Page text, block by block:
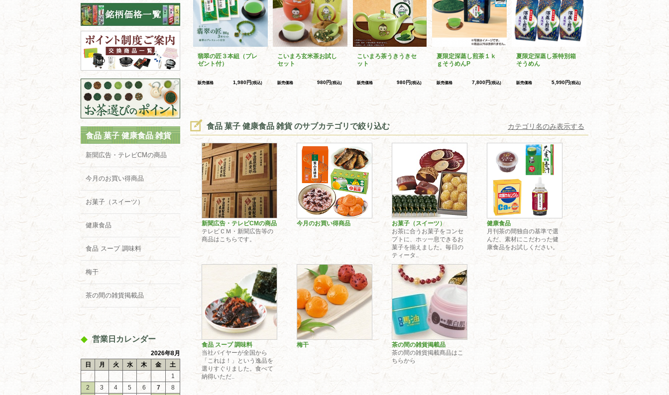
食品 菓子 健康食品 雑貨
新聞広告・テレビCMの商品
今月のお買い得商品
お菓子（スイーツ）
健康食品
食品 スープ 調味料
梅干
茶の間の雑貨掲載品
営業日カレンダー
2026年8月
日
月 火 水 木 金
土
1
2
3 4 5 6 7
8
翡翠の匠３本組（プレ
ゼント付）
販売価格 1,980円(税込)
こいまろ玄米茶お試し
セット
販売価格 980円(税込)
こいまろ茶うきうきセ
ット
販売価格 980円(税込)
夏限定深蒸し煎茶１ｋ
ｇそうめんP
販売価格 7,800円(税込)
夏限定深蒸し茶特別箱
そうめん
販売価格 5,990円(税込)
食品 菓子 健康食品 雑貨 のサブカテゴリで絞り込む カテゴリ名のみ表示する
新聞広告・テレビCMの商品
テレビＣＭ・新聞広告等の
商品はこちらです。
今月のお買い得商品
お菓子（スイーツ）
お茶に合うお菓子をコンセ
プトに、ホッ一息できるお
菓子を揃えました。毎日の
ティータ..
健康食品
月刊茶の間独自の基準で選
んだ、素材にこだわった健
康食品をお試しください。
食品 スープ 調味料
当社バイヤーが全国から
「これは！」という逸品を
選りすぐりました。食べて
納得いただ..
梅干
茶の間の雑貨掲載品
茶の間の雑貨掲載商品はこ
ちらから